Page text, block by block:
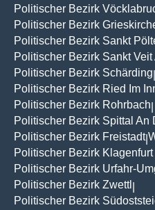
Politischer Bezirk
Politischer Bezirk
Politischer Bezirk Sankt
Politischer Bezirk Sankt Veit
Politischer Bezirk Schärding
Politischer Bezirk Ried Im
Politischer Bezirk Rohrbach
Politischer Bezirk Spittal An
Politischer Bezirk Freistadt|
Politischer Bezirk Klagenfurt
Politischer Bezirk Urfahr-
Politischer Bezirk Zwettl
Politischer Bezirk